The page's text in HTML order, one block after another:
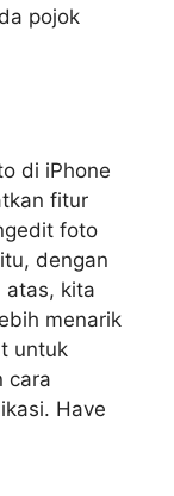
pojok
di iPhone
fitur
foto
dengan
atas, kita
menarik
untuk
cara
Have